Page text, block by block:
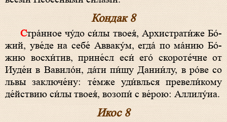
Кондак 8
Стра́н­ное чу́­до си́­лы твоея́, Архистрати́же Бо́­
жий, уве́де на се­бе́ Авваку́м, ег­да́ по ма́нию Бо́­
жию восхи́тив, прине́сл еси́ его́ скороте́чне от
Иуде́и в Вавило́н, да́­ти пи́щу Дании́лу, в ро́ве со
львы заключе́ну: те́м­же уди́влься превели́кому
де́йствию си́­лы твоея́, возо­пи́ с ве́­рою: Алли­лу́иа.
Икос 8